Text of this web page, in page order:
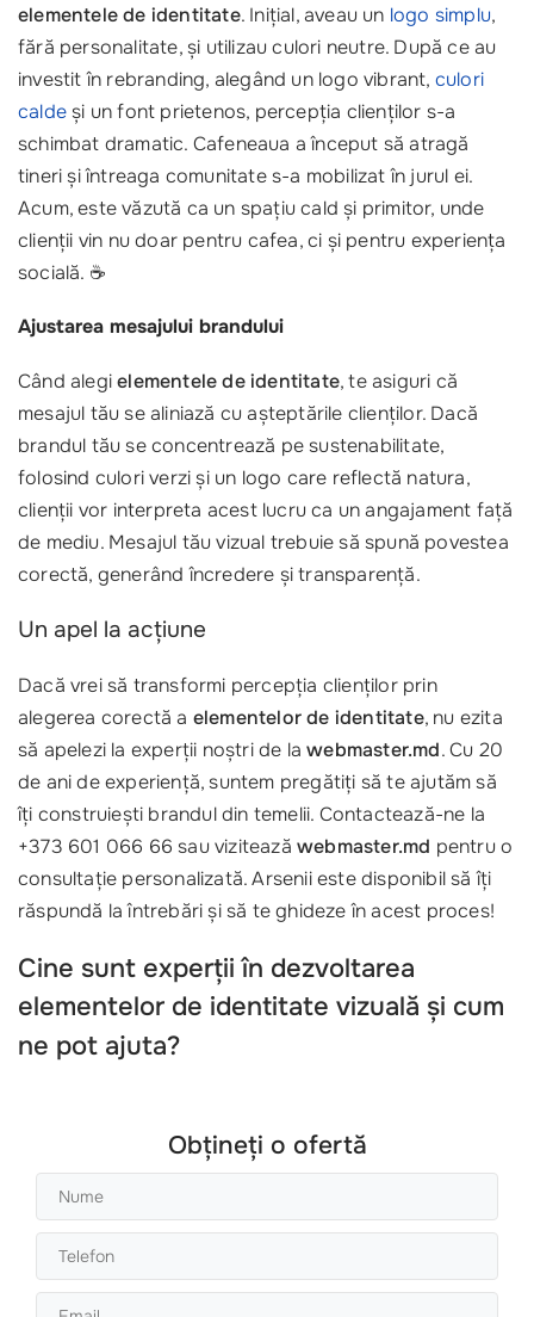
elementele de identitate. Inițial, aveau un logo simplu,
fără personalitate, și utilizau culori neutre. După ce au
investit în rebranding, alegând un logo vibrant, culori
caldeși un font prietenos, percepția clienților s-a
schimbat dramatic. Cafeneaua a început să atragă
tineri și întreaga comunitate s-a mobilizat în jurul ei.
Acum, este văzută ca un spațiu cald și primitor, unde
clienții vin nu doar pentru cafea, ci și pentru experiența
socială. ☕️
Ajustarea mesajului brandului
Când alegielementele de identitate, te asiguri că
mesajul tău se aliniază cu așteptările clienților. Dacă
brandul tău se concentrează pe sustenabilitate,
folosind culori verzi și un logo care reflectă natura,
clienții vor interpreta acest lucru ca un angajament față
de mediu. Mesajul tău vizual trebuie să spună povestea
corectă, generând încredere și transparență.
Un apel la acțiune
Dacă vrei să transformi percepția clienților prin
alegerea corectă a elementelor de identitate, nu ezita
să apelezi la experții noștri de lawebmaster.md. Cu 20
de ani de experiență, suntem pregătiți să te ajutăm să
îți construiești brandul din temelii. Contactează-ne la
+373 601 066 66 sau vizitează webmaster.md pentru o
consultație personalizată. Arsenii este disponibil să îți
răspundă la întrebări și să te ghideze în acest proces!
Cine sunt experții în dezvoltarea
elementelor de identitate vizuală și cum
ne pot ajuta?
Obțineți o ofertă